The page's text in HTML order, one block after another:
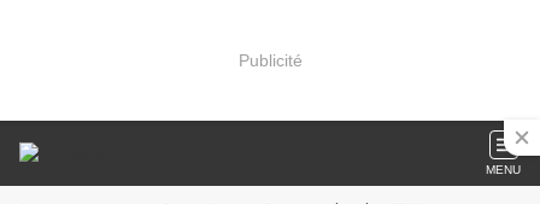
Publicité
MENU